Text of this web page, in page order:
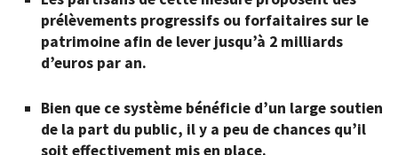
prélèvements progressifs ou forfaitaires sur le
patrimoine afin de lever jusqu’à 2 milliards
d’euros par an.
Bien que ce système bénéficie d’un large soutien
de la part du public, il y a peu de chances qu’il
soit effectivement mis en place.